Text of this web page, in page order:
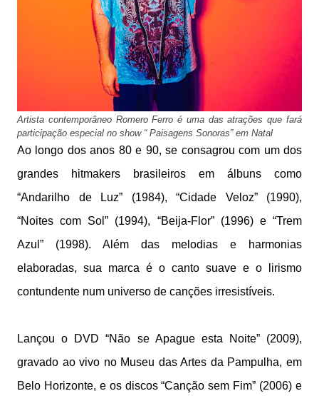
Artista contemporâneo Romero Ferro é uma das atrações que fará
participação especial no show “ Paisagens Sonoras” em Natal
Ao longo dos anos 80 e 90, se consagrou com um dos
grandes hitmakers brasileiros em álbuns como
“Andarilho de Luz” (1984), “Cidade Veloz” (1990),
“Noites com Sol” (1994), “Beija-Flor” (1996) e “Trem
Azul” (1998). Além das melodias e harmonias
elaboradas, sua marca é o canto suave e o lirismo
contundente num universo de canções irresistíveis.
Lançou o DVD “Não se Apague esta Noite” (2009),
gravado ao vivo no Museu das Artes da Pampulha, em
Belo Horizonte, e os discos “Canção sem Fim” (2006) e